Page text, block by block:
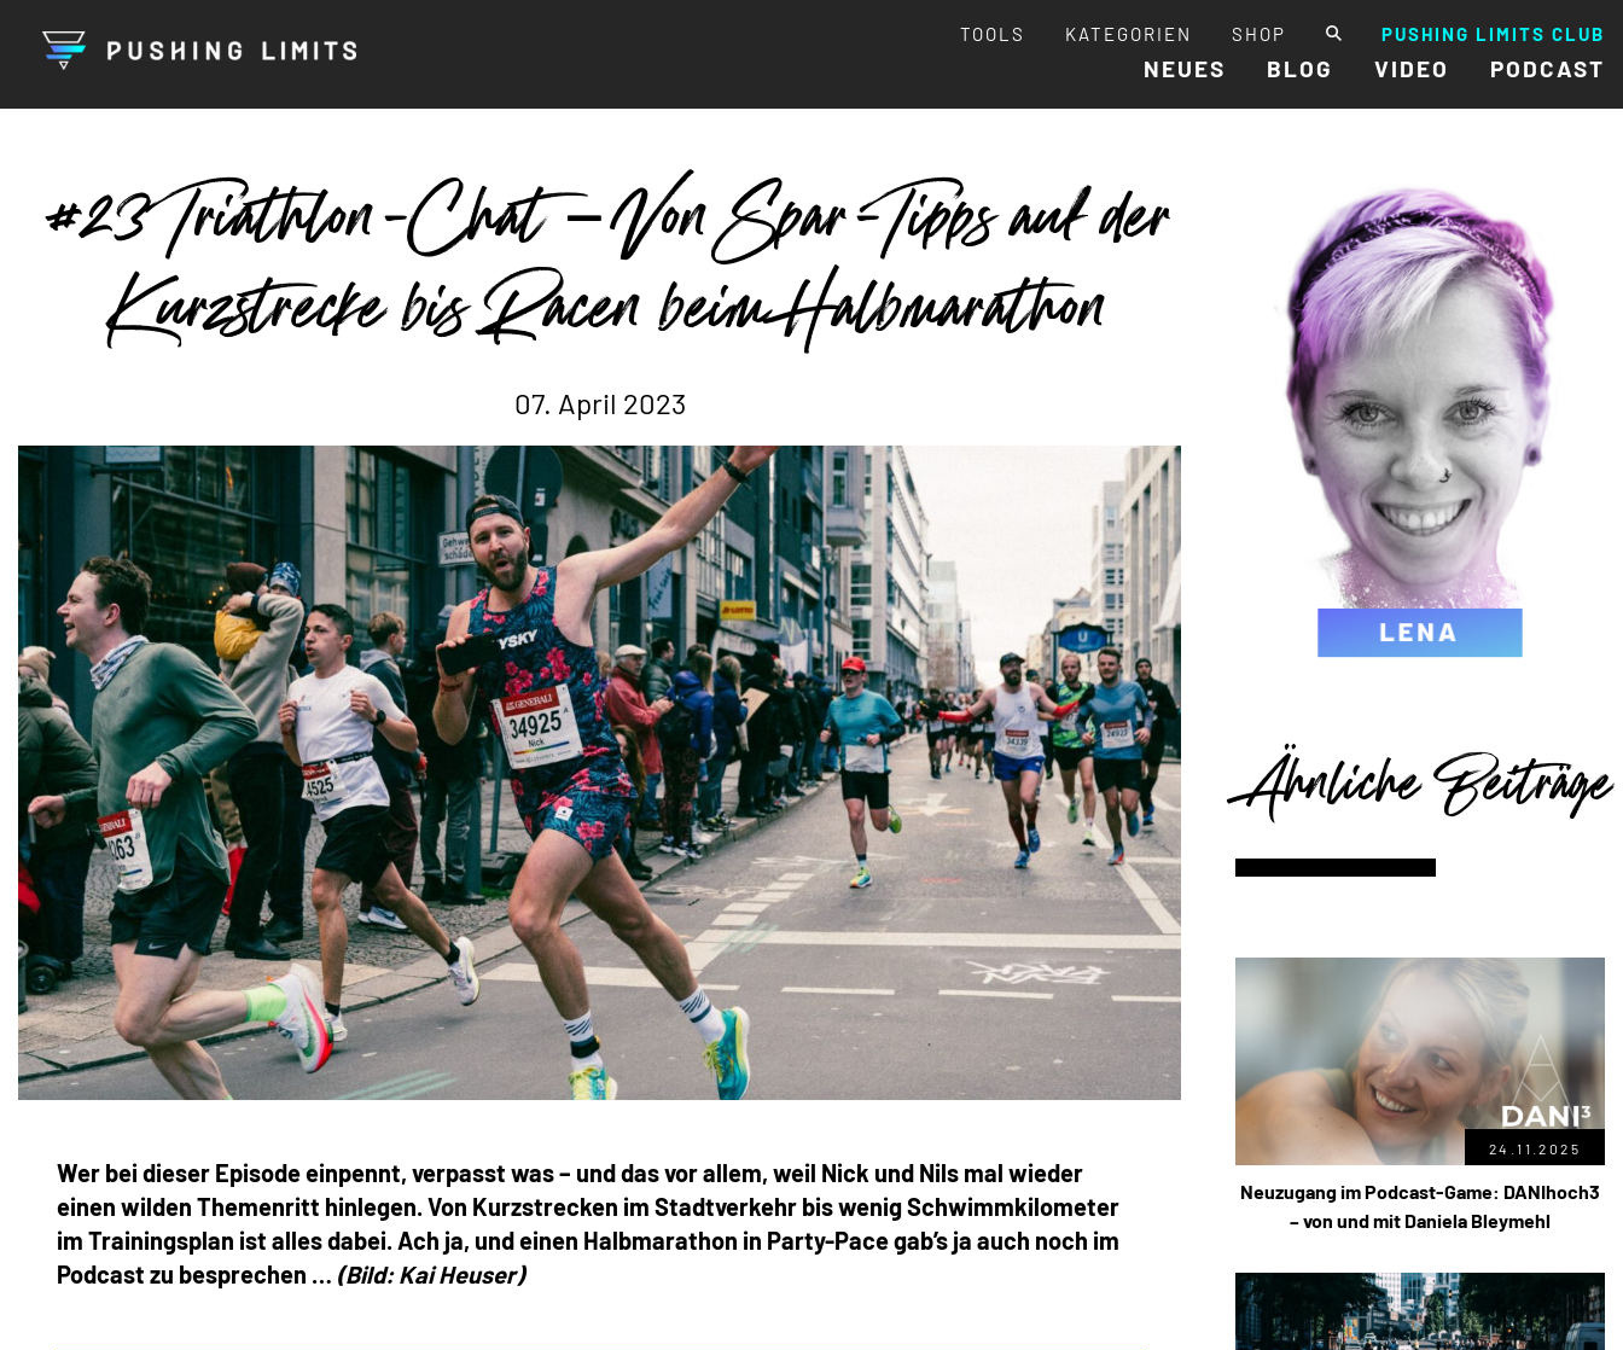
TOOLS KATEGORIEN SHOP PUSHING LIMITS CLUB
NEUES BLOG VIDEO PODCAST
#23 Triathlon-Chat – Von Spar-Tipps auf der
Kurzstrecke bis Racen beim Halbmarathon
07. April 2023
Wer bei dieser Episode einpennt, verpasst was – und das vor allem, weil Nick und Nils mal wieder
einen wilden Themenritt hinlegen. Von Kurzstrecken im Stadtverkehr bis wenig Schwimmkilometer
im Trainingsplan ist alles dabei. Ach ja, und einen Halbmarathon in Party-Pace gab’s ja auch noch im
Podcast zu besprechen … (Bild: Kai Heuser)
Ähnliche Beiträge
24.11.2025
Neuzugang im Podcast-Game: DANIhoch3
– von und mit Daniela Bleymehl